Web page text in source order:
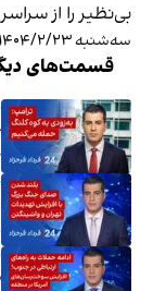
بی‌نظیر را از
سه‌شنبه ۱۴۰۴/۲/۲۳
قسمت‌های